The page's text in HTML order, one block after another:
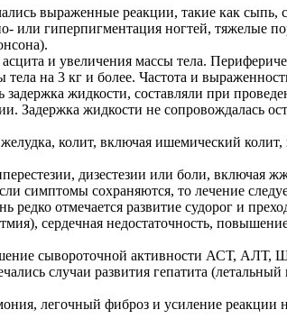
выраженные реакции, такие как сыпь,
или гиперпигментация ногтей, тяжелые
и увеличения массы тела.
на 3 кг и более. Частота и
жидкости, составляли при
Задержка жидкости не сопровождалась
колит, включая ишемический
дизестезии или боли, включая
симптомы сохраняются, то лечение
отмечается развитие судорог и
сердечная недостаточность,
сывороточной активности АСТ, АЛТ,
случаи развития гепатита
легочный фиброз и усиление реакции